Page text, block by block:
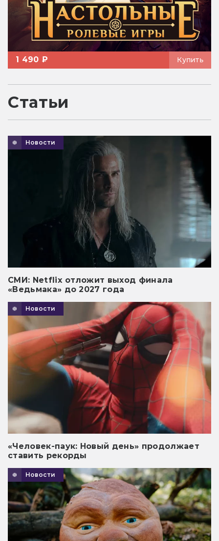
1 490 ₽ Купить
Статьи
Новости
СМИ: Netflix отложит выход финала
«Ведьмака» до 2027 года
Новости
«Человек-паук: Новый день» продолжает
ставить рекорды
Новости